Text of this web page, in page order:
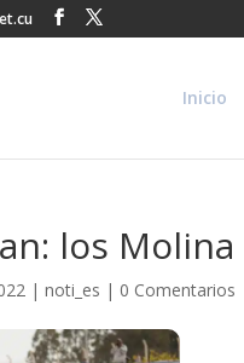
Inicio
los
|noti_es | 0 Comentarios